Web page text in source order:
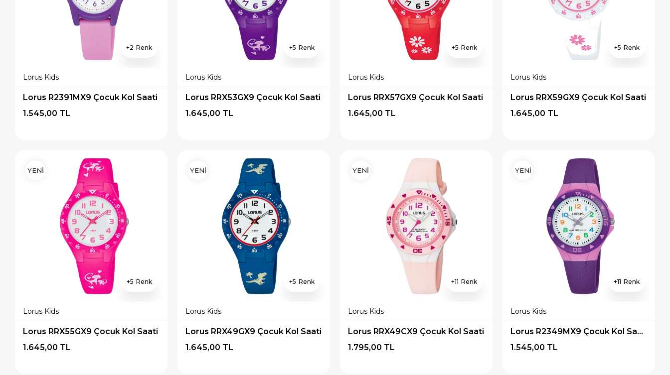
2
Lorus Kids
Lorus R2391MX9 Çocuk Kol Saati
1.545,00 TL
5
Lorus Kids
Lorus RRX53GX9 Çocuk Kol Saati
1.645,00 TL
5
Lorus Kids
Lorus RRX57GX9 Çocuk Kol Saati
1.645,00 TL
5
Lorus Kids
Lorus RRX59GX9 Çocuk Kol Saati
1.645,00 TL
5
Lorus Kids
Lorus RRX55GX9 Çocuk Kol Saati
1.645,00 TL
YENİ
5
Lorus Kids
Lorus RRX49GX9 Çocuk Kol Saati
1.645,00 TL
YENİ
11
Lorus Kids
Lorus RRX49CX9 Çocuk Kol Saati
1.795,00 TL
YENİ
11
Lorus Kids
Lorus R2349MX9 Çocuk Kol Saati
1.545,00 TL
YENİ